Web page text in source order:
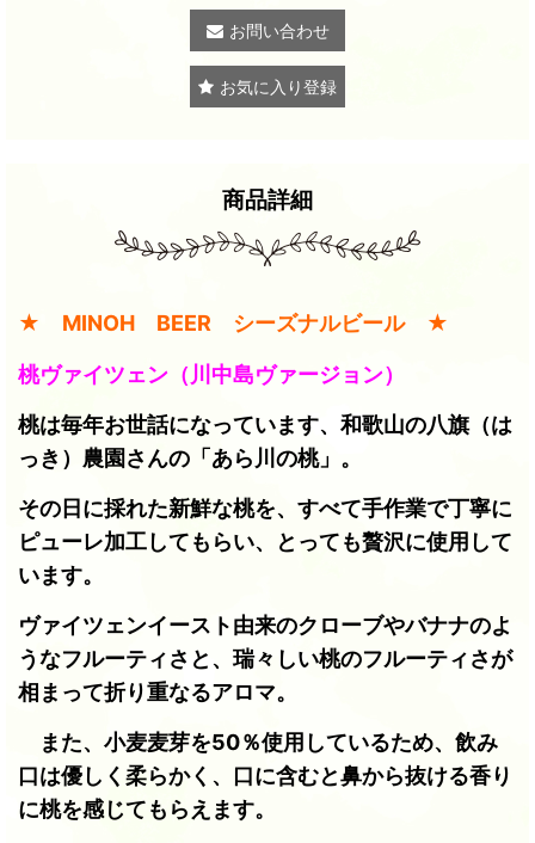
お問い合わせ
お気に入り登録
商品詳細
★ MINOH BEER シーズナルビール ★
桃ヴァイツェン（川中島ヴァージョン）
桃は毎年お世話になっています、和歌山の八旗（は
っき）農園さんの「あら川の桃」。
その日に採れた新鮮な桃を、すべて手作業で丁寧に
ピューレ加工してもらい、とっても贅沢に使用して
います。
ヴァイツェンイースト由来のクローブやバナナのよ
うなフルーティさと、瑞々しい桃のフルーティさが
相まって折り重なるアロマ。
また、小麦麦芽を50％使用しているため、飲み
口は優しく柔らかく、口に含むと鼻から抜ける香り
に桃を感じてもらえます。